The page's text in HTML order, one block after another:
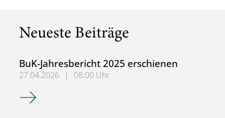
Neueste Beiträge
BuK-Jahresbericht 2025 erschienen
27.04.2026 |
08:00 Uhr
BuK-Jahresbericht 2025 erschienen